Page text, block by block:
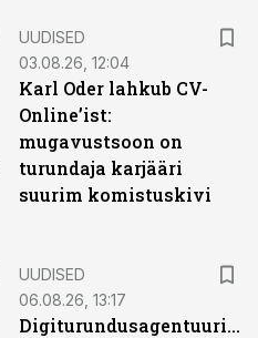
UUDISED
03.08.26, 12:04
Karl Oder lahkub CV-
Online’ist:
mugavustsoon on
turundaja karjääri
suurim komistuskivi
UUDISED
06.08.26, 13:17
Digiturundusagentuuride